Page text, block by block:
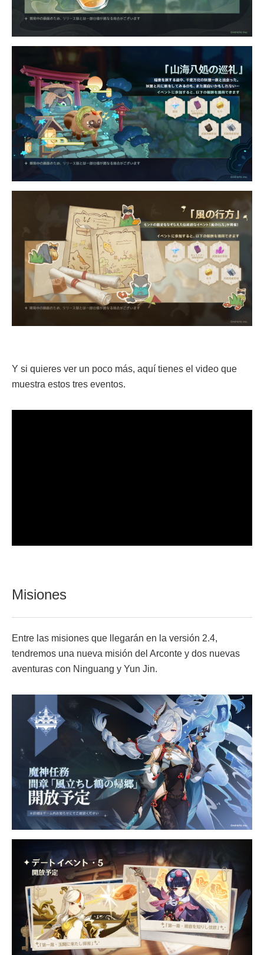
Y si quieres ver un poco más, aquí tienes el video que
muestra estos tres eventos.
Misiones
Entre las misiones que llegarán en la versión 2.4,
tendremos una nueva misión del Arconte y dos nuevas
aventuras con Ninguang y Yun Jin.